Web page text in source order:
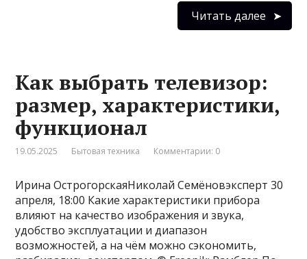
Читать далее
Как выбрать телевизор:
размер, характеристики,
функционал
19.05.2025 Бытовая техника Комментарии: 0
Ирина ОстрогорскаяНиколай Семёновэксперт 30
апреля, 18:00 Какие характеристики прибора
влияют на качество изображения и звука,
удобство эксплуатации и диапазон
возможностей, а на чём можно сэкономить,